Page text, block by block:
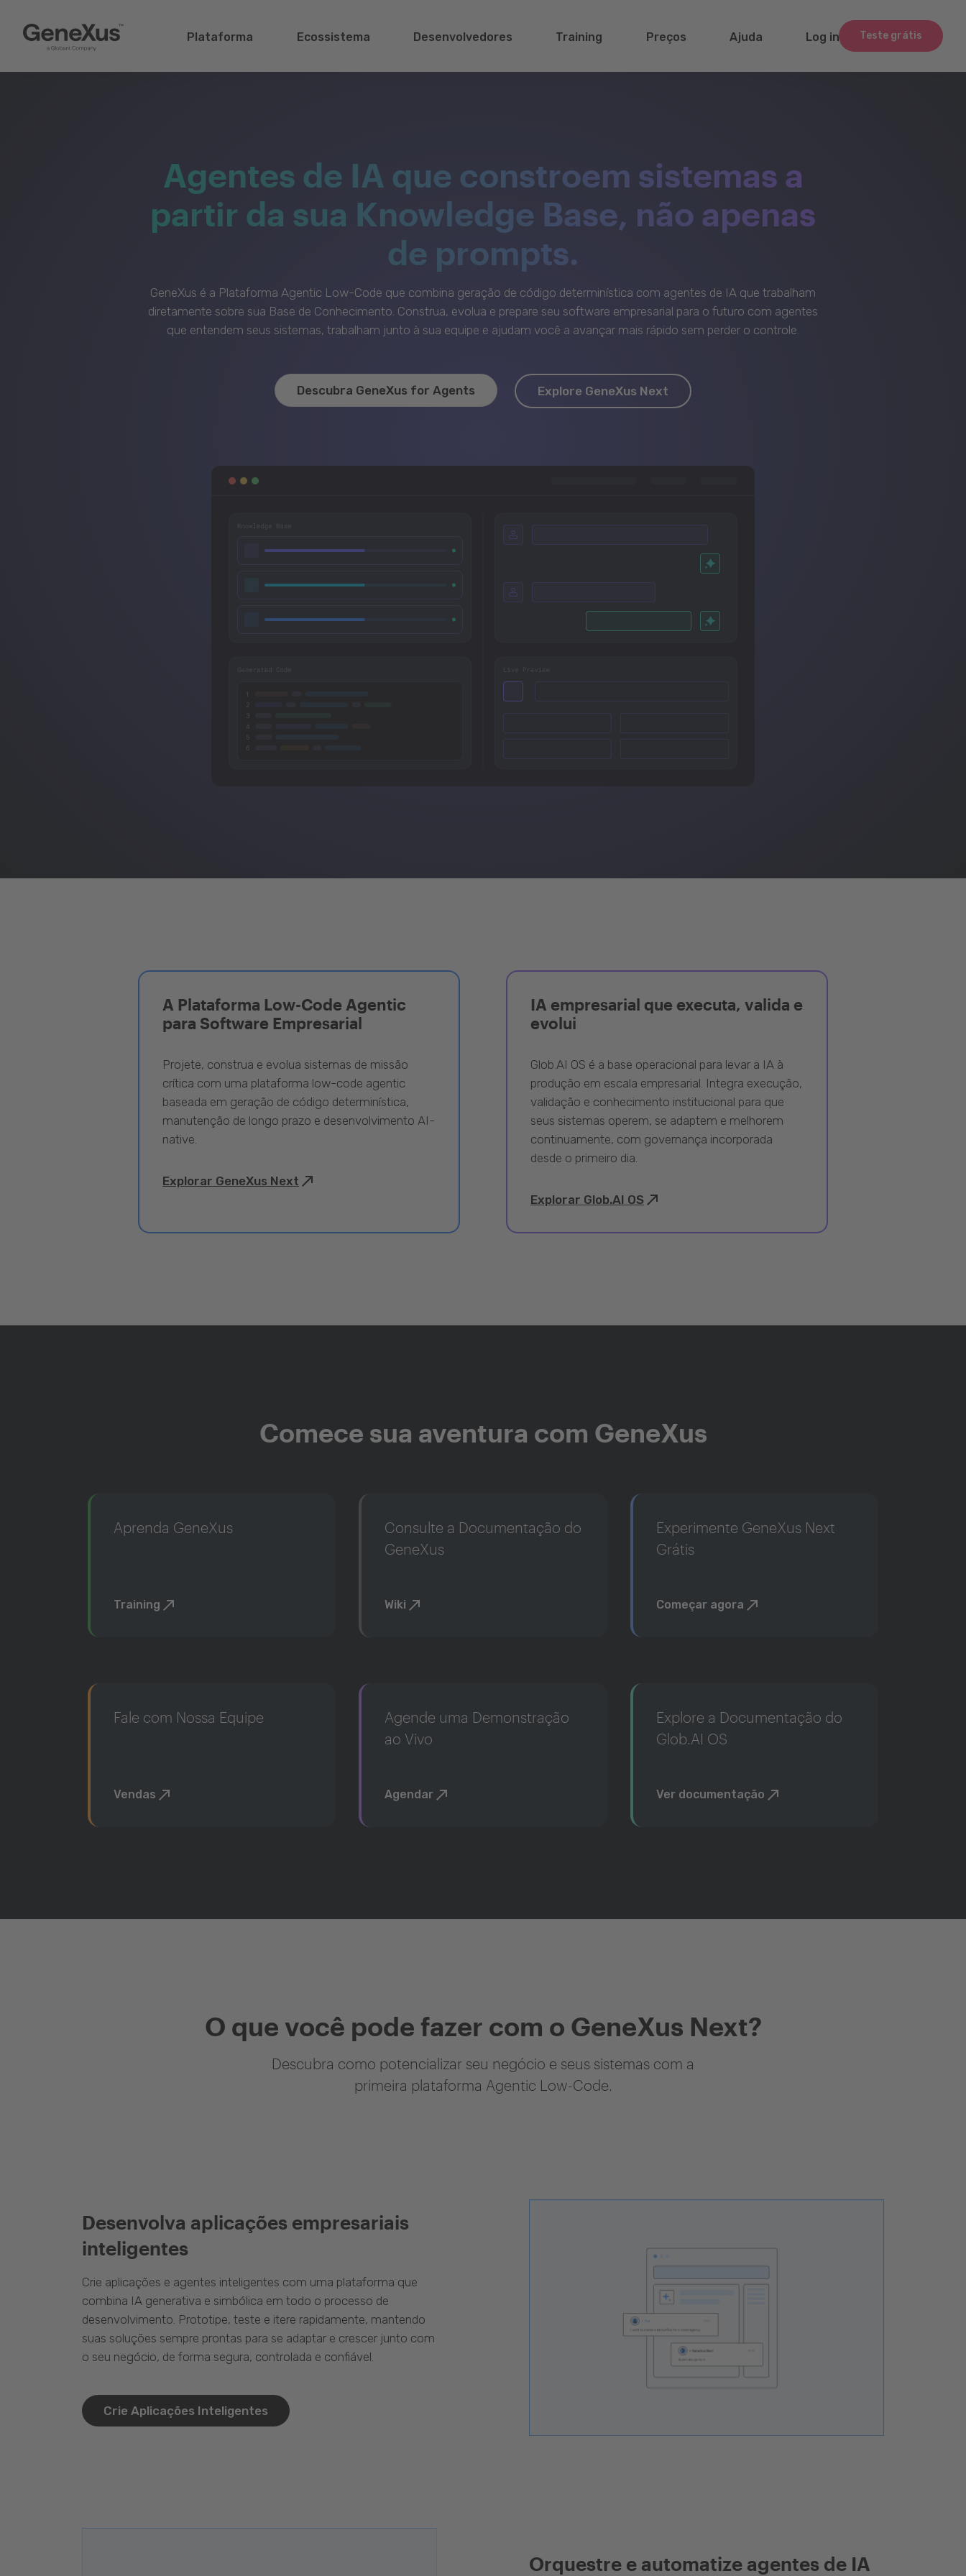
Teste grátis
Plataforma Ecossistema Desenvolvedores Training Preços Ajuda Log in
Agentes de IA que constroem sistemas a
partir da sua Knowledge Base, não apenas
de prompts.
GeneXus é a Plataforma Agentic Low-Code que combina geração de código determinística com agentes de IA que trabalham
diretamente sobre sua Base de Conhecimento. Construa, evolua e prepare seu software empresarial para o futuro com agentes
que entendem seus sistemas, trabalham junto à sua equipe e ajudam você a avançar mais rápido sem perder o controle.
Descubra GeneXus for Agents Explore GeneXus Next
A Plataforma Low-Code Agentic
para Software Empresarial
Projete, construa e evolua sistemas de missão
crítica com uma plataforma low-code agentic
baseada em geração de código determinística,
manutenção de longo prazo e desenvolvimento AI-
native.
Explorar GeneXus Next
IA empresarial que executa, valida e
evolui
Glob.AI OS é a base operacional para levar a IA à
produção em escala empresarial. Integra execução,
validação e conhecimento institucional para que
seus sistemas operem, se adaptem e melhorem
continuamente, com governança incorporada
desde o primeiro dia.
Explorar Glob.AI OS
Comece sua aventura com GeneXus
Aprenda GeneXus
Training
Consulte a Documentação do
GeneXus
Wiki
Experimente GeneXus Next
Grátis
Começar agora
Fale com Nossa Equipe
Vendas
Agende uma Demonstração
ao Vivo
Agendar
Explore a Documentação do
Glob.AI OS
Ver documentação
O que você pode fazer com o GeneXus Next?
Descubra como potencializar seu negócio e seus sistemas com a
primeira plataforma Agentic Low-Code.
Desenvolva aplicações empresariais
inteligentes
Crie aplicações e agentes inteligentes com uma plataforma que
combina IA generativa e simbólica em todo o processo de
desenvolvimento. Prototipe, teste e itere rapidamente, mantendo
suas soluções sempre prontas para se adaptar e crescer junto com
o seu negócio, de forma segura, controlada e confiável.
Crie Aplicações Inteligentes
Orquestre e automatize agentes de IA